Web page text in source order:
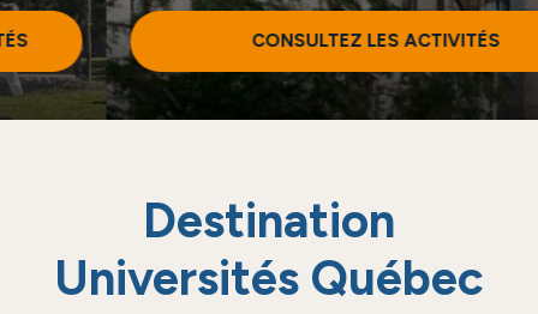
CONSULTEZ LES ACTIVITÉS
Destination
Universités Québec